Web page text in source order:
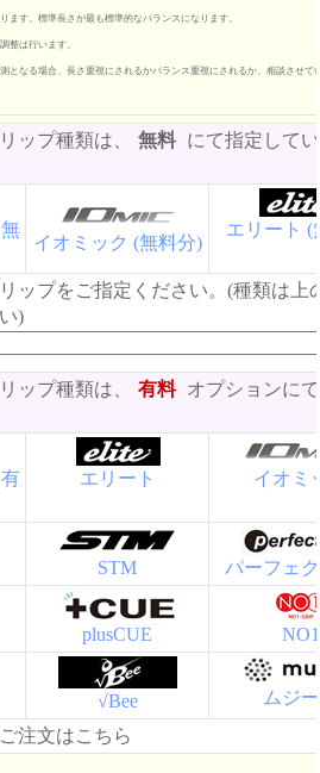
ます。標準長さが最も標準的なバランスになります。
整は行います。
となる場合、長さ重視にされるかバランス重視にされるか、相談させて
ップ種類は、 無料 にて指定して
イオミック (無料分)
エリート (
ップをご指定ください。(種類は上
)
ップ種類は、 有料 オプションに
エリート イオミ
STM パーフェ
plusCUE NO1
√Bee
ムジ
注文はこちら